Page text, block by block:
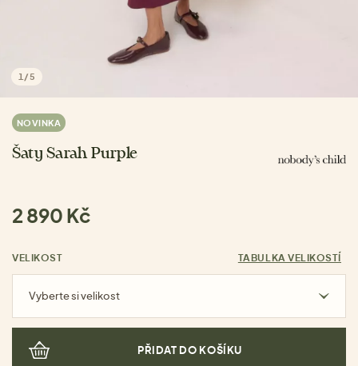
1 /5
NOVINKA
Šaty Sarah Purple
2 890 Kč
VELIKOST TABULKA VELIKOSTÍ
Vyberte si velikost
PŘIDAT DO KOŠÍKU